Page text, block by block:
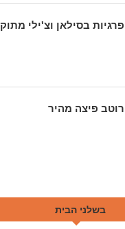
פרגיות בסילאן וצ'ילי מתוק
רוטב פיצה מהיר
בשלני הבית